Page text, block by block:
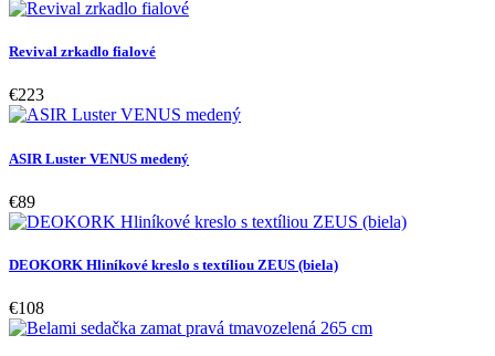
Revival zrkadlo fialové
€223
ASIR Luster VENUS medený
€89
DEOKORK Hliníkové kreslo s textíliou ZEUS (biela)
€108